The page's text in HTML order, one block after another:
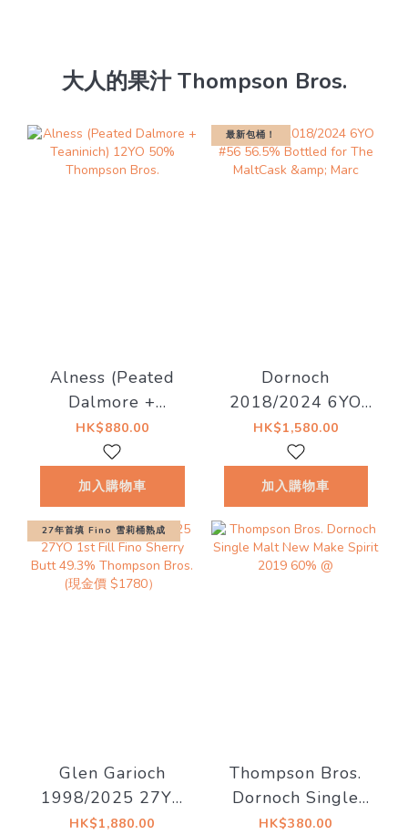
大人的果汁 Thompson Bros.
Alness (Peated
Dalmore +
Teaninich) 12YO
50% Thompson
Bros.
HK$880.00
加入購物車
最新包桶！
Dornoch
2018/2024 6YO
#56 56.5%
Bottled for The
MaltCask & Marc
HK$1,580.00
加入購物車
27年首填 Fino 雪莉桶熟成
Glen Garioch
1998/2025 27YO
1st Fill Fino
HK$1,880.00
Thompson Bros.
Dornoch Single
Malt New Make
HK$380.00